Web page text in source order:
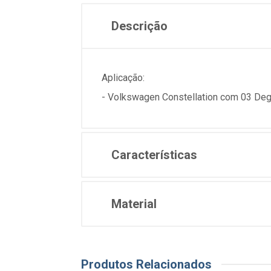
Descrição
Aplicação:
- Volkswagen Constellation com 03
Características
Material
Produtos Relacionados